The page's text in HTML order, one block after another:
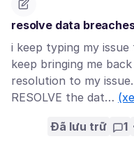
resolve data
i keep typing my
keep bringing me
resolution to my
RESOLVE the dat…
Đã lưu trữ 1